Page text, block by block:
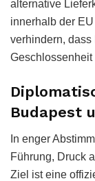
alternative
innerhalb der
verhindern,
Budapest
In enger
Führung, Druck
Ziel ist eine